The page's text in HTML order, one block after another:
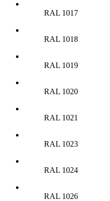
RAL 1017
RAL 1018
RAL 1019
RAL 1020
RAL 1021
RAL 1023
RAL 1024
RAL 1026